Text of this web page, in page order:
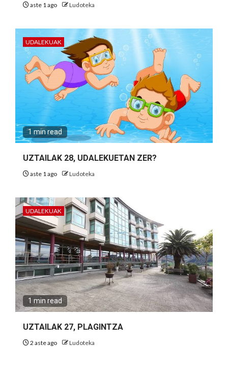
aste 1 ago Ludoteka
UDALEKUAK
1 min read
UZTAILAK 28, UDALEKUETAN ZER?
aste 1 ago Ludoteka
UDALEKUAK
1 min read
UZTAILAK 27, PLAGINTZA
2 aste ago Ludoteka